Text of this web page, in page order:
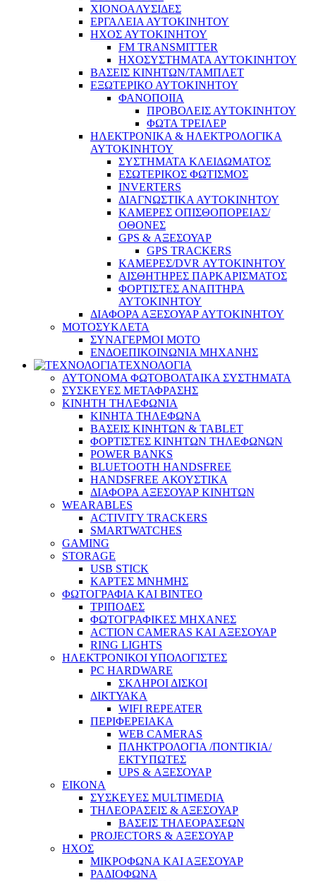
ΧΙΟΝΟΑΛΥΣΙΔΕΣ
ΕΡΓΑΛΕΙΑ ΑΥΤΟΚΙΝΗΤΟΥ
ΗΧΟΣ ΑΥΤΟΚΙΝΗΤΟΥ
FM TRANSMITTER
ΗΧΟΣΥΣΤΗΜΑΤΑ ΑΥΤΟΚΙΝΗΤΟΥ
ΒΑΣΕΙΣ ΚΙΝΗΤΩΝ/ΤΑΜΠΛΕΤ
ΕΞΩΤΕΡΙΚΟ ΑΥΤΟΚΙΝΗΤΟΥ
ΦΑΝΟΠΟΙΙΑ
ΠΡΟΒΟΛΕΙΣ ΑΥΤΟΚΙΝΗΤΟΥ
ΦΩΤΑ ΤΡΕΙΛΕΡ
ΗΛΕΚΤΡΟΝΙΚΑ & ΗΛΕΚΤΡΟΛΟΓΙΚΑ
ΑΥΤΟΚΙΝΗΤΟΥ
ΣΥΣΤΗΜΑΤΑ ΚΛΕΙΔΩΜΑΤΟΣ
ΕΣΩΤΕΡΙΚΟΣ ΦΩΤΙΣΜΟΣ
INVERTERS
ΔΙΑΓΝΩΣΤΙΚΑ ΑΥΤΟΚΙΝΗΤΟΥ
ΚΑΜΕΡΕΣ ΟΠΙΣΘΟΠΟΡΕΙΑΣ/
ΟΘΟΝΕΣ
GPS & ΑΞΕΣΟΥΑΡ
GPS TRACKERS
ΚΑΜΕΡΕΣ/DVR ΑΥΤΟΚΙΝΗΤΟΥ
ΑΙΣΘΗΤΗΡΕΣ ΠΑΡΚΑΡΙΣΜΑΤΟΣ
ΦΟΡΤΙΣΤΕΣ ΑΝΑΠΤΗΡΑ
ΑΥΤΟΚΙΝΗΤΟΥ
ΔΙΑΦΟΡΑ ΑΞΕΣΟΥΑΡ ΑΥΤΟΚΙΝΗΤΟΥ
ΜΟΤΟΣΥΚΛΕΤΑ
ΣΥΝΑΓΕΡΜΟΙ ΜΟΤΟ
ΕΝΔΟΕΠΙΚΟΙΝΩΝΙΑ ΜΗΧΑΝΗΣ
ΤΕΧΝΟΛΟΓΙΑ
ΑΥΤΟΝΟΜΑ ΦΩΤΟΒΟΛΤΑΙΚΑ ΣΥΣΤΗΜΑΤΑ
ΣΥΣΚΕΥΕΣ ΜΕΤΑΦΡΑΣΗΣ
ΚΙΝΗΤΗ ΤΗΛΕΦΩΝΙΑ
ΚΙΝΗΤΑ ΤΗΛΕΦΩΝΑ
ΒΑΣΕΙΣ ΚΙΝΗΤΩΝ & TABLET
ΦΟΡΤΙΣΤΕΣ ΚΙΝΗΤΩΝ ΤΗΛΕΦΩΝΩΝ
POWER BANKS
BLUETOOTH HANDSFREE
HANDSFREE ΑΚΟΥΣΤΙΚΑ
ΔΙΑΦΟΡΑ ΑΞΕΣΟΥΑΡ ΚΙΝΗΤΩΝ
WEARABLES
ACTIVITY TRACKERS
SMARTWATCHES
GAMING
STORAGE
USB STICK
ΚΑΡΤΕΣ ΜΝΗΜΗΣ
ΦΩΤΟΓΡΑΦΙΑ ΚΑΙ ΒΙΝΤΕΟ
ΤΡΙΠΟΔΕΣ
ΦΩΤΟΓΡΑΦΙΚΕΣ ΜΗΧΑΝΕΣ
ACTION CAMERAS KAI ΑΞΕΣΟΥΑΡ
RING LIGHTS
ΗΛΕΚΤΡΟΝΙΚΟΙ ΥΠΟΛΟΓΙΣΤΕΣ
PC HARDWARE
ΣΚΛΗΡΟΙ ΔΙΣΚΟΙ
ΔΙΚΤΥΑΚΑ
WIFI REPEATER
ΠΕΡΙΦΕΡΕΙΑΚΑ
WEB CAMERAS
ΠΛΗΚΤΡΟΛΟΓΙΑ /ΠΟΝΤΙΚΙΑ/
ΕΚΤΥΠΩΤΕΣ
UPS & ΑΞΕΣΟΥΑΡ
ΕΙΚΟΝΑ
ΣΥΣΚΕΥΕΣ MULTIMEDIA
ΤΗΛΕΟΡΑΣΕΙΣ & ΑΞΕΣΟΥΑΡ
ΒΑΣΕΙΣ ΤΗΛΕΟΡΑΣΕΩΝ
PROJECTORS & ΑΞΕΣΟΥΑΡ
ΗΧΟΣ
ΜΙΚΡΟΦΩΝΑ ΚΑΙ ΑΞΕΣΟΥΑΡ
ΡΑΔΙΟΦΩΝΑ